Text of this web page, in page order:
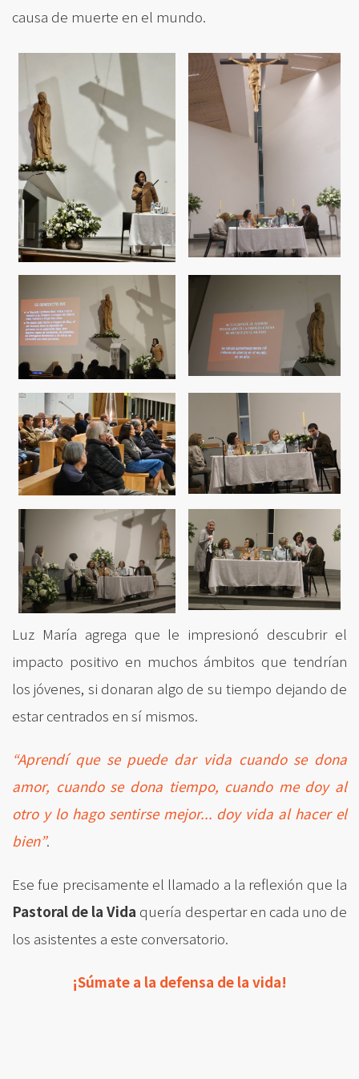
causa de muerte en el mundo.
Luz María agrega que le impresionó descubrir el
impacto positivo en muchos ámbitos que tendrían
los jóvenes, si donaran algo de su tiempo dejando de
estar centrados en sí mismos.
“Aprendí que se puede dar vida cuando se dona
amor, cuando se dona tiempo, cuando me doy al
otro y lo hago sentirse mejor... doy vida al hacer el
bien”.
Ese fue precisamente el llamado a la reflexión que la
Pastoral de la Vida quería despertar en cada uno de
los asistentes a este conversatorio.
¡Súmate a la defensa de la vida!